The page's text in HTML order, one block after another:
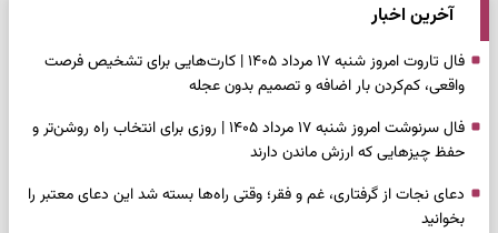
آخرین اخبار
فال تاروت امروز شنبه ۱۷ مرداد ۱۴۰۵ | کارت‌هایی برای تشخیص فرصت
واقعی، کم‌کردن بار اضافه و تصمیم بدون عجله
فال سرنوشت امروز شنبه ۱۷ مرداد ۱۴۰۵ | روزی برای انتخاب راه روشن‌تر و
حفظ چیزهایی که ارزش ماندن دارند
دعای نجات از گرفتاری، غم و فقر؛ وقتی راه‌ها بسته شد این دعای معتبر را
بخوانید